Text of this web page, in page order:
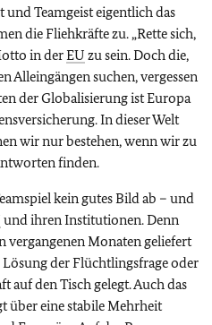
und Teamgeist eigentlich das
die Fliehkräfte zu. „Rette sich,
in derEU zu sein. Doch die,
Alleingängen suchen, vergessen
der Globalisierung ist Europa
In dieser Welt
wir nur bestehen, wenn wir zu
finden.
kein gutes Bild ab – und
und ihren Institutionen. Denn
vergangenen Monaten geliefert
der Flüchtlingsfrage oder
auf den Tisch gelegt. Auch das
über eine stabile Mehrheit